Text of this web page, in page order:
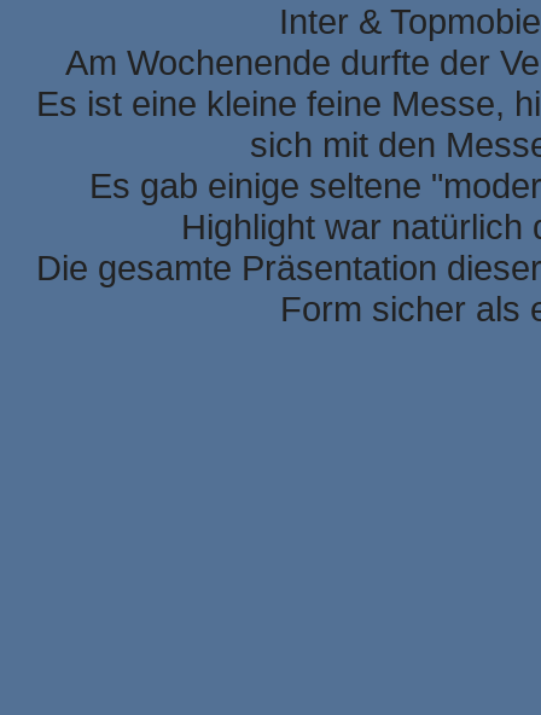
Inter &
Am Wochenende durfte der
Es ist eine kleine feine Messe,
sich mit den
Es gab einige seltene
Highlight war natürlich
Die gesamte Präsentation
Form sicher als